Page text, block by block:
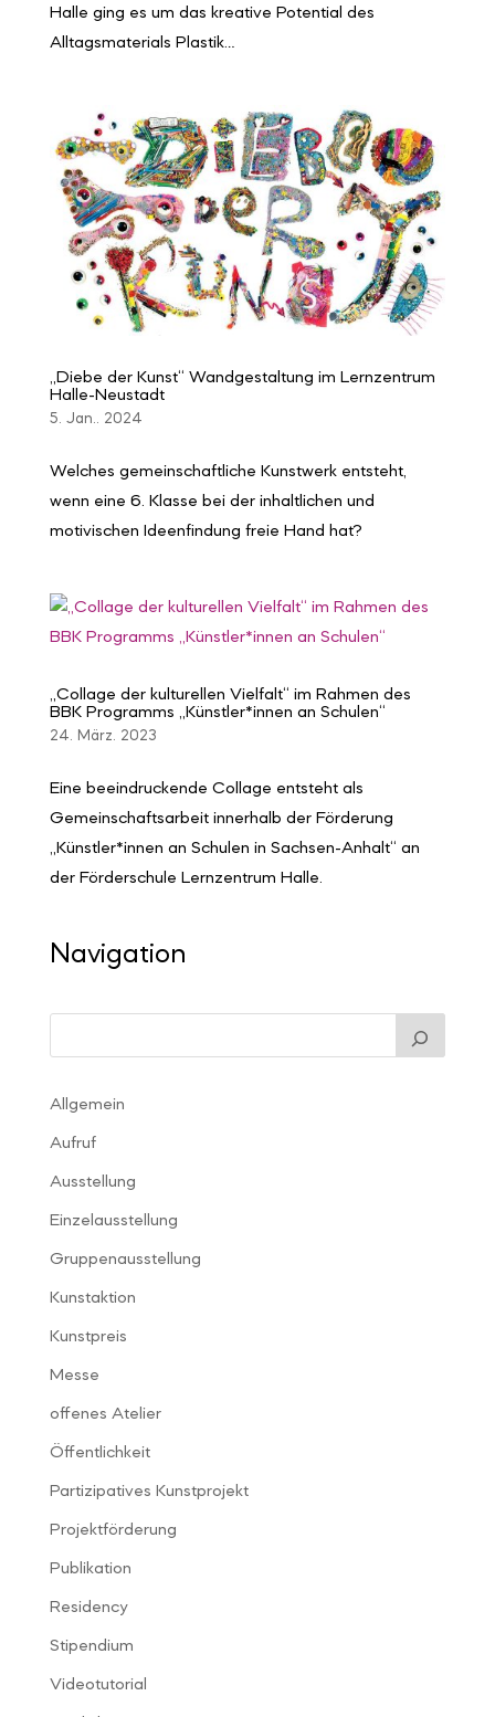
Halle ging es um das kreative Potential des
Alltagsmaterials Plastik…
„Diebe der Kunst“ Wandgestaltung im Lernzentrum
Halle-Neustadt
5. Jan.. 2024
Welches gemeinschaftliche Kunstwerk entsteht,
wenn eine 6. Klasse bei der inhaltlichen und
motivischen Ideenfindung freie Hand hat?
„Collage der kulturellen Vielfalt“ im Rahmen des
BBK Programms „Künstler*innen an Schulen“
24. März. 2023
Eine beeindruckende Collage entsteht als
Gemeinschaftsarbeit innerhalb der Förderung
„Künstler*innen an Schulen in Sachsen-Anhalt“ an
der Förderschule Lernzentrum Halle.
Navigation
Allgemein
Aufruf
Ausstellung
Einzelausstellung
Gruppenausstellung
Kunstaktion
Kunstpreis
Messe
offenes Atelier
Öffentlichkeit
Partizipatives Kunstprojekt
Projektförderung
Publikation
Residency
Stipendium
Videotutorial